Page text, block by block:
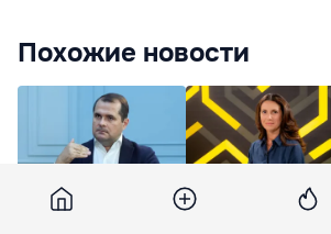
Похожие новости
Тофан пообещал
провести проверку
Стамате: Главная
причина отказа